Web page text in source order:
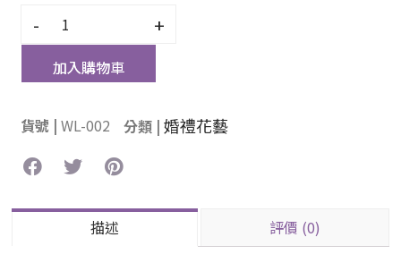
- +
加入購物車
貨號 |WL-002 分類 |婚禮花藝
描述 評價 (0)